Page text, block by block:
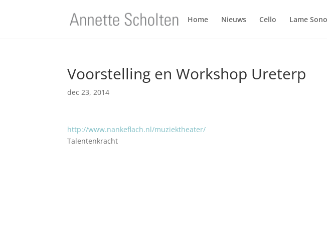
Home Nieuws Cello Lame
Voorstelling en Workshop Ureterp
dec 23, 2014
http://www.nankeflach.nl/muziektheater/
Talentenkracht